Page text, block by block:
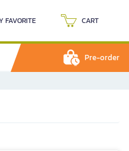
FAVORITE CART
Pre-order